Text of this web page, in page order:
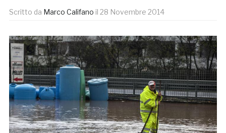
Scritto da Marco Califano il 28 Novembre 2014